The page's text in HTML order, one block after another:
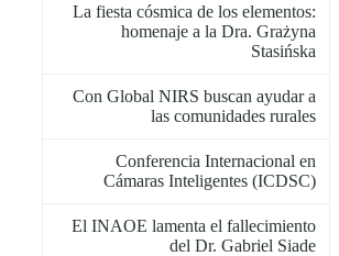
La fiesta cósmica de los elementos:
homenaje a la Dra. Grażyna
Stasińska
Con Global NIRS buscan ayudar a
las comunidades rurales
Conferencia Internacional en
Cámaras Inteligentes (ICDSC)
El INAOE lamenta el fallecimiento
del Dr. Gabriel Siade